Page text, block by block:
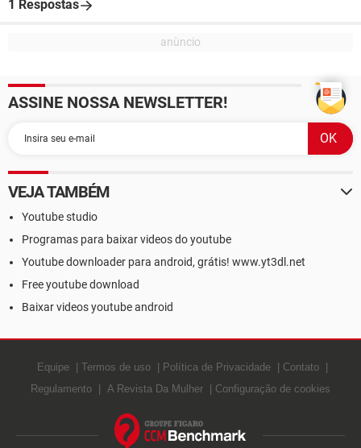
1 Respostas
ASSINE NOSSA NEWSLETTER!
VEJA TAMBÉM
Youtube studio
Programas para baixar videos do youtube
Youtube downloader para android, grátis! www.yt3dl.net
Free youtube download
Baixar videos youtube android
Equipe Termos de uso Política de Privacidade
Contato
Regulamento
A Revista Da Mulher Configuração de cookies